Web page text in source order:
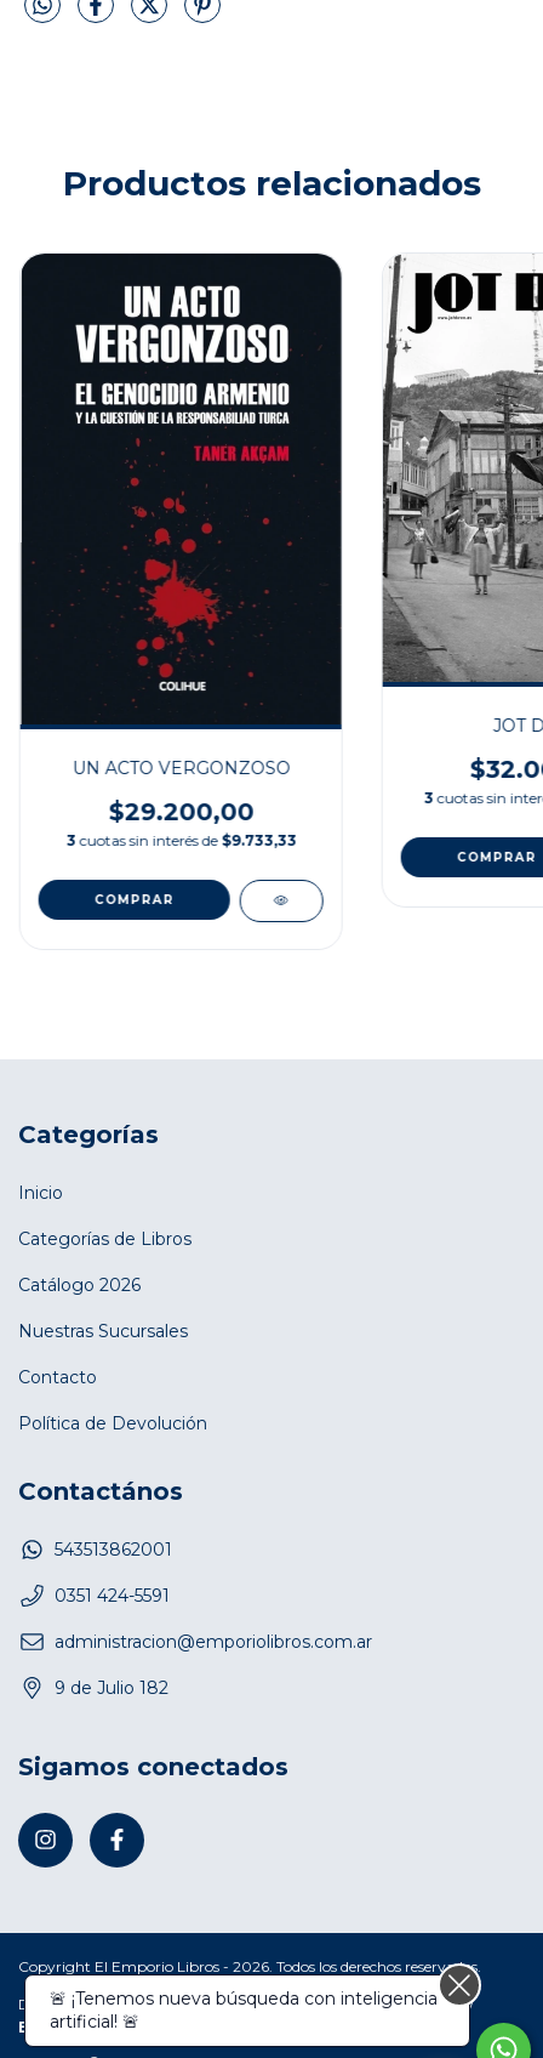
Productos relacionados
UN ACTO VERGONZOSO
$29.200,00
3 cuotas sin interés de $9.733,33
JOT
3 cuotas sin
Categorías
Inicio
Categorías de Libros
Catálogo 2026
Nuestras Sucursales
Contacto
Política de Devolución
Contactános
543513862001
0351 424-5591
administracion@emporiolibros.com.ar
9 de Julio 182
Sigamos conectados
Copyright El Emporio Libros - 2026. Todos los derechos reservados.
Defensa de las y los consumidores. Para reclamos ingresá acá. /
Botón de arrepentimiento
🚨 ¡Tenemos nueva búsqueda con inteligencia
artificial! 🚨